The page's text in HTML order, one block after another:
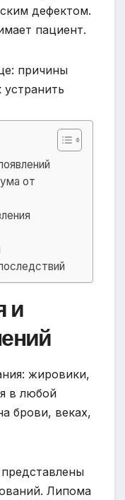
дефектом.
пациент.
от
и
жировики,
в любой
брови, веках,
Липома